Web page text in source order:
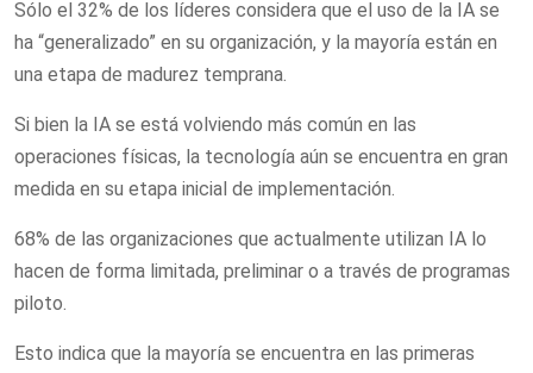
Sólo el 32% de los líderes considera que el uso de la IA se
ha “generalizado” en su organización, y la mayoría están en
una etapa de madurez temprana.
Si bien la IA se está volviendo más común en las
operaciones físicas, la tecnología aún se encuentra en gran
medida en su etapa inicial de implementación.
68% de las organizaciones que actualmente utilizan IA lo
hacen de forma limitada, preliminar o a través de programas
piloto.
Esto indica que la mayoría se encuentra en las primeras